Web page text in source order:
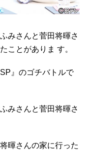
みさんと菅田将暉さ
ことがありま す。
』のゴチバトルで
みさんと菅田将暉さ
暉さんの家に行った